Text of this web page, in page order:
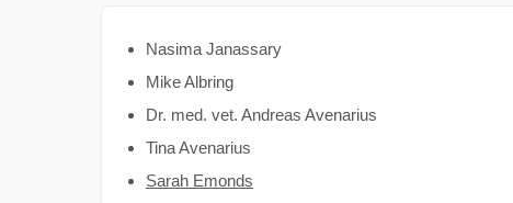
Nasima Janassary
Mike Albring
Dr. med. vet. Andreas Avenarius
Tina Avenarius
Sarah Emonds